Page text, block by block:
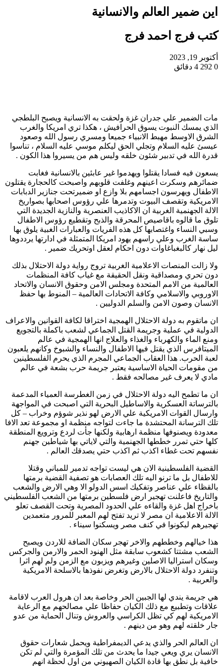
اين ضمير العالم والانسانية
كتب فرج احمد فرج
أكتوبر 19, 2023
0
4 دقائق
مات الضمير علي جدران غزة ولحقت به الانسانية ويصبح البلطجي
الذي يمسك النبوت يسوق الحرافيش ، هكذا تري امريكا والغرب
الشرق الاوسط مهبط الانبياء جميعا ومسري رسول الله وصعود
عيسئ عليه السلام وتجلي الحق ليكلم موسي عليه السلام ، تناسوا
قدرة الله في تدبير شئون خلقه وليس هم من يسيروا هذا الكون .
يسعون فيه فسادا يقتلوا ويهدموا غير عابئين بالانسانية فغابت
ضمائرهم وسكرت اعينهم وغلفت قلوبهم واصبحت كالحجارة يقتلون
الاطفال ويهرسون اجسامهم بلا وازع او ضميرتحت جنازير الدبابات
الامريكية وتقصف البيوت وتدمرها علي رؤوس اصحابها بصواريخ
الالة الجهنمية الغربية ان الاكاذيب العنصرية والنازية الجديدة التي
تلوق ما قالوه باقاصيص المحرقة والذبح وتقطيع رؤوس الاطفال
وسبي النساء واغتصابها كل هذه الفريات والعبارات الغبية يلوق بها
ساسة الغرب وعلي راسهم يهود امريكا المتمثلة في ادارتها يرددوها
ليل نهار كالبغباغاوات دون احكام لعقل اوتحريك ضمير .
ولا زالت المنصات الاعلامية الغربية تروج رواية دولة الاحتلال بذلك
دون تحري ومصداقية ونقل الحقيقة مع غياب كافة المنظمات
العالمية من الامم المتحدة ومجلس الامن وحقوق الانسان والاتحاد
الاوروبي والاسلامي وكافة الاتحادات العالمية – المنوط بها حفظ
الانسان وصون الامن والسلم الدوليين .
ان ماتقوم به دولة الاحتلال الهمجية اختراقا لكافة القوانين والاعراف
الدولية في عملية وجريمة القتل الجماعي لشعب باكملة بالتجويع
ومنع الماء والكهرباء والغذاء والعلاج انها الهمجية في عالم
الميتافرس الذي يقتل فيها الاطفال والنساء والشبوخ وكانهم يلعبون
لعبة الحرب. هذا العقاب الجماعي المجرم الذي يحرم الفلسطينين
من مقومات الحياة الاساسية يعتبر جريمة حرب بشعة في عالم
مادي لا يعرف غير مصالحه فقط .
ان ما تطمح اليه دولة الاحتلال في زمن الغطرسة العمياء المدعمة
بالترساتة العسكرية والاساطيل البحرية التي اصبحت في المواجهة
وارسال القوات الامريكية علي الارض لهو نذير شوؤم وخراب – كل
تلك الترسانة المحتشدة ما جاءت لتواجه منظمة او مجموعة تعد الافا
معدودة ويصنوفها منظمة ارهابية ولكنها جأت لردع وترويع المنطقة
كلها حتي تمرر خططها الجهنمية والتي لاياتي بها شياطين جهنم
نفسهم تحت غطاء اكذب ثم اكذب حتي يصدقك العالم .
القضية الفلسطينية الان هي ليست تواجه تدمير للمباني وقتلا
للاطفال بل ما ترنو اليه تلك العصابات هو تصفية القضية برمتها
بالقظاء علي عناصر وتفكيك اسس الدولو الا وهي الارض والشعب
والتاريخ فاعلنت تهجير ارض فلسطين برمتها من الشعب الفلسطيني
باخراج اهل غزة والقاءه علي الحدود المصرية وتحت القصف تعلو
الالة الاعلامية ان مصر لا تريد تفتح لهم المعبر للمرور متعمدين
تهجيرهم ليكونوا في كنف مصر ويسكنوا سيناء .
هذا خيالهم وخططهم والاخر تهجر سكان الضافة للاردن ويصبح
الشعب مشتتا كشعوب سابقة مثل الهنود الحمر والارمن والجركس
وسكان استراليا الاصلين وغيرهم ويزبون مع الزمن ولم لهم اثرا
وتنفرد دولة الاحتلال بالارض وتغرض نفوذها بالاسلحة الامريكية
والعربية .
هي جريمة يندي لها الجبين الحر وخاصة بعد ان هرول العرب لاقامة
علاقات وتطبيع مع ذلك الكيان حفاظا علي مصالحهم مع الرعاية
الامريكية لهم كي تظل الكراسي والعروش وتنال الحماية من عدو
جار خلقته لهم وهو من دينهم .
ان العالم الحر والذي يدعي الديمفراطية ويحمل شعارات حقوق
الانسان يري ويعي جيدا ما يحدث من تلك المؤمرة والتي لم تكن
خافية بل نطق بها قادة الكيان الصهيوني من اول لحظة انهم